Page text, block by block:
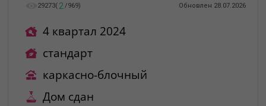
29273( 2 /969) Обновлен 28.07.2026
4 квартал 2024
стандарт
каркасно-блочный
Дом сдан